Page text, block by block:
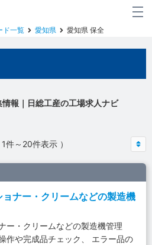
ド一覧 愛知県 愛知県 保全
報｜日総工産の工場求人ナビ
件～20件表示 ）
ナー・クリームなどの製造機
ー・クリームなどの製造機管理
作や完成品チェック、 エラー品の